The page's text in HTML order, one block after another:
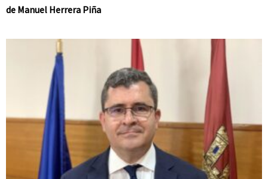
de Manuel Herrera Piña